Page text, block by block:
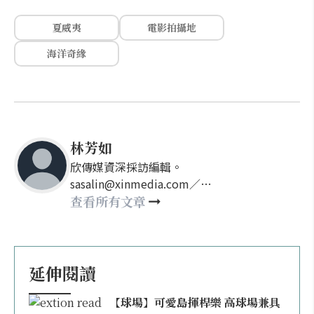
夏威夷
電影拍攝地
海洋奇緣
林芳如
欣傳媒資深採訪編輯。
sasalin@xinmedia.com／
happy21917@gmail.com
查看所有文章
延伸閱讀
【球場】可愛島揮桿樂 高球場兼具